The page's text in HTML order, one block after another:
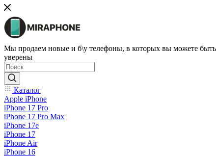
Мы продаем новые и б\у телефоны, в которых вы можете быть
уверены
Каталог
Apple iPhone
iPhone 17 Pro
iPhone 17 Pro Max
iPhone 17e
iPhone 17
iPhone Air
iPhone 16